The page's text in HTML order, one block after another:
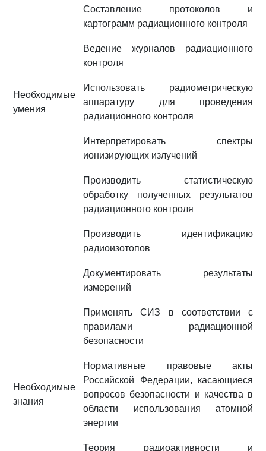
Составление протоколов и
картограмм радиационного контроля
Ведение журналов радиационного
контроля
Необходимые
умения
Использовать радиометрическую
аппаратуру для проведения
радиационного контроля
Интерпретировать спектры
ионизирующих излучений
Производить статистическую
обработку полученных результатов
радиационного контроля
Производить идентификацию
радиоизотопов
Документировать результаты
измерений
Применять СИЗ в соответствии с
правилами радиационной
безопасности
Необходимые
знания
Нормативные правовые акты
Российской Федерации, касающиеся
вопросов безопасности и качества в
области использования атомной
энергии
Теория радиоактивности и